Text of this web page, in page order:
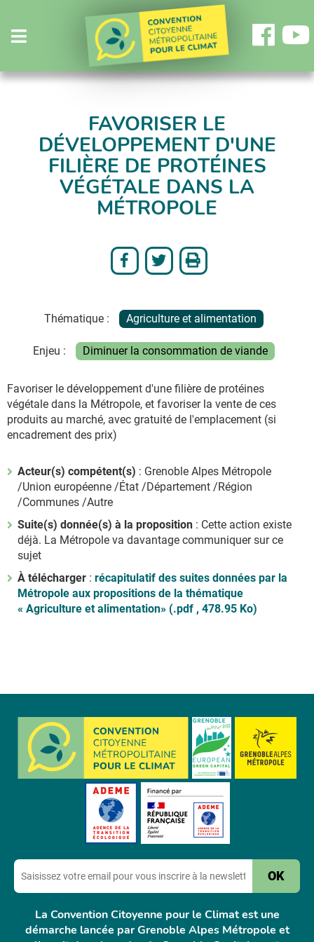
Menu
FAVORISER LE
DÉVELOPPEMENT D'UNE
FILIÈRE DE PROTÉINES
VÉGÉTALE DANS LA
MÉTROPOLE
Partager
Partager
Imprimer
Thématique : Agriculture et alimentation
Enjeu : Diminuer la consommation de viande
Favoriser le développement d'une filière de protéines
végétale dans la Métropole, et favoriser la vente de ces
produits au marché, avec gratuité de l'emplacement (si
encadrement des prix)
Acteur(s) compétent(s) : Grenoble Alpes Métropole
/Union européenne /État /Département /Région
/Communes /Autre
Suite(s) donnée(s) à la proposition : Cette action existe
déjà. La Métropole va davantage communiquer sur ce
sujet
À télécharger : récapitulatif des suites données par la
Métropole aux propositions de la thématique
« Agriculture et alimentation» (.pdf , 478.95 Ko)
E-
mail
La Convention Citoyenne pour le Climat est une
démarche lancée par Grenoble Alpes Métropole et